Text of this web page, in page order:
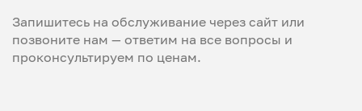
Запишитесь на обслуживание через сайт или
позвоните нам — ответим на все вопросы и
проконсультируем по ценам.